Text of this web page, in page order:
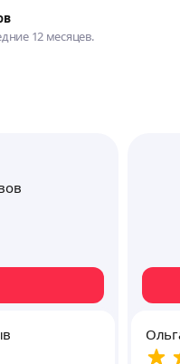
12 месяцев.